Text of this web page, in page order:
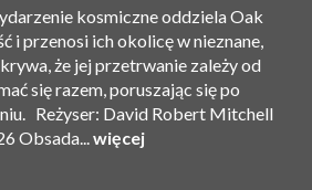
kosmiczne oddziela Oak
i przenosi ich okolicę w nieznane,
że ​​jej przetrwanie zależy od
się razem, poruszając się po
Reżyser: David Robert Mitchell
Obsada... więcej